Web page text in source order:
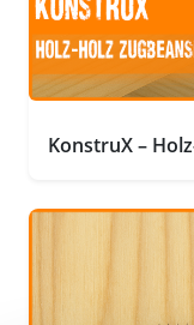
KonstruX –